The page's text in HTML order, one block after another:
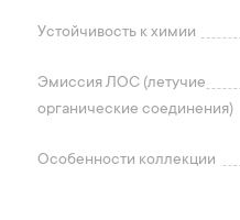
Устойчивость к химии
Эмиссия ЛОС (летучие
органические соединения)
Особенности коллекции